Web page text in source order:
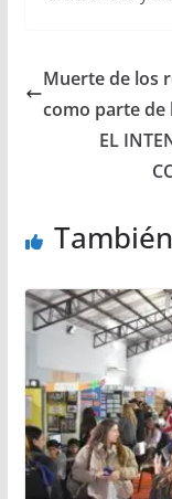
Muerte de los
como parte de
EL